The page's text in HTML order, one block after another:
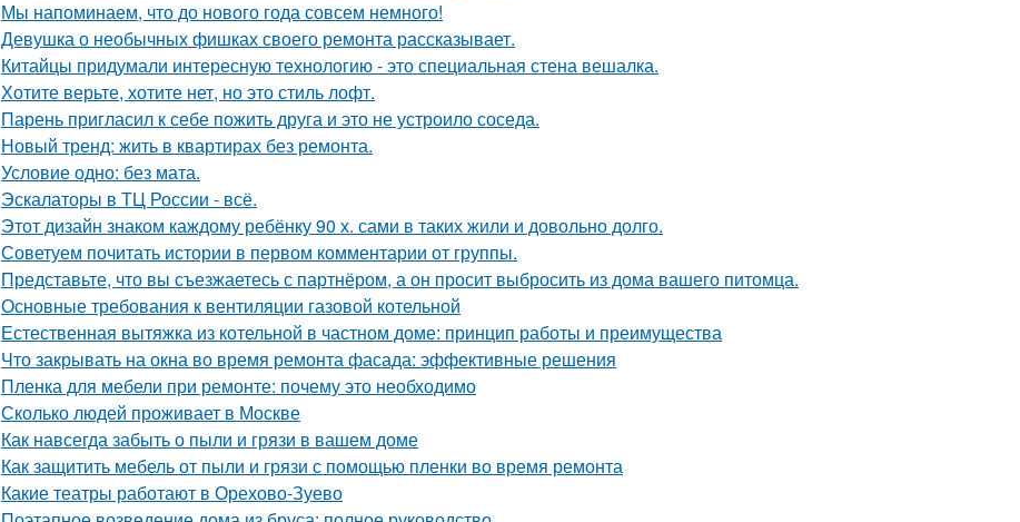
Мы напоминаем, что до нового года совсем немного!
Девушка о необычных фишках своего ремонта рассказывает.
Китайцы придумали интересную технологию - это специальная стена вешалка.
Хотите верьте, хотите нет, но это стиль лофт.
Парень пригласил к себе пожить друга и это не устроило соседа.
Новый тренд: жить в квартирах без ремонта.
Условие одно: без мата.
Эскалаторы в ТЦ России - всё.
Этот дизайн знаком каждому ребёнку 90 х. сами в таких жили и довольно долго.
Советуем почитать истории в первом комментарии от группы.
Представьте, что вы съезжаетесь с партнёром, а он просит выбросить из дома вашего питомца.
Основные требования к вентиляции газовой котельной
Естественная вытяжка из котельной в частном доме: принцип работы и преимущества
Что закрывать на окна во время ремонта фасада: эффективные решения
Пленка для мебели при ремонте: почему это необходимо
Сколько людей проживает в Москве
Как навсегда забыть о пыли и грязи в вашем доме
Как защитить мебель от пыли и грязи с помощью пленки во время ремонта
Какие театры работают в Орехово-Зуево